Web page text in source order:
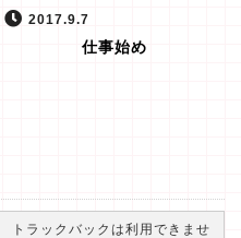
2017.9.7
仕事始め
トラックバックは利用できませ